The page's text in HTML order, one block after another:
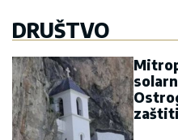
DRUŠTVO